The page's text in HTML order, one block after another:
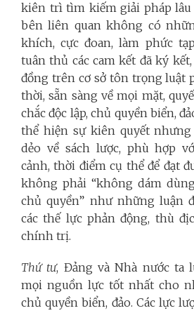
kiên trì tìm kiếm giải pháp lâu
bên liên quan không có
khích, cực đoan, làm phức
tuân thủ các cam kết đã ký
đồng trên cơ sở tôn trọng luật
thời, sẵn sàng về mọi mặt,
chắc độc lập, chủ quyền biển,
thể hiện sự kiên quyết
dẻo về sách lược, phù hợp
cảnh, thời điểm cụ thể để đạt
không phải “không dám
chủ quyền” như những luận
các thế lực phản động, thù
chính trị.
Thứ tư, Đảng và Nhà nước ta
mọi nguồn lực tốt nhất cho
chủ quyền biển, đảo. Các lực